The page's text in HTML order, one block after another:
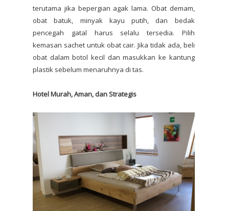
terutama jika bepergian agak lama. Obat demam,
obat batuk, minyak kayu putih, dan bedak
pencegah gatal harus selalu tersedia. Pilih
kemasan sachet untuk obat cair. Jika tidak ada, beli
obat dalam botol kecil dan masukkan ke kantung
plastik sebelum menaruhnya di tas.
Hotel Murah, Aman, dan Strategis